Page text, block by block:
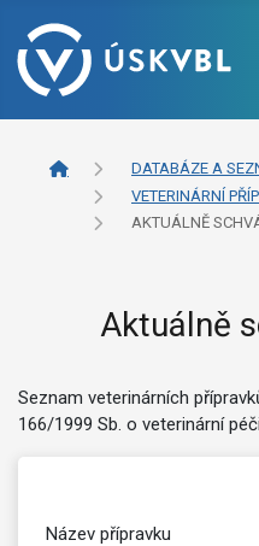
DATABÁZE A
VETERINÁRNÍ
AKTUÁLNĚ
Aktuálně
Seznam veterinárních
166/1999 Sb. o veterinární
Název přípravku